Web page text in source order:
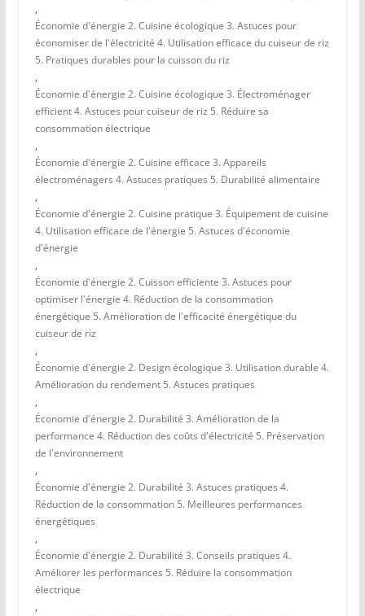
,
Économie d'énergie 2. Cuisine écologique 3. Astuces pour
économiser de l'électricité 4. Utilisation efficace du cuiseur de riz
5. Pratiques durables pour la cuisson du riz
,
Économie d'énergie 2. Cuisine écologique 3. Électroménager
efficient 4. Astuces pour cuiseur de riz 5. Réduire sa
consommation électrique
,
Économie d'énergie 2. Cuisine efficace 3. Appareils
électroménagers 4. Astuces pratiques 5. Durabilité alimentaire
,
Économie d'énergie 2. Cuisine pratique 3. Équipement de cuisine
4. Utilisation efficace de l'énergie 5. Astuces d'économie
d'énergie
,
Économie d'énergie 2. Cuisson efficiente 3. Astuces pour
optimiser l'énergie 4. Réduction de la consommation
énergétique 5. Amélioration de l'efficacité énergétique du
cuiseur de riz
,
Économie d'énergie 2. Design écologique 3. Utilisation durable 4.
Amélioration du rendement 5. Astuces pratiques
,
Économie d'énergie 2. Durabilité 3. Amélioration de la
performance 4. Réduction des coûts d'électricité 5. Préservation
de l'environnement
,
Économie d'énergie 2. Durabilité 3. Astuces pratiques 4.
Réduction de la consommation 5. Meilleures performances
énergétiques
,
Économie d'énergie 2. Durabilité 3. Conseils pratiques 4.
Améliorer les performances 5. Réduire la consommation
électrique
,